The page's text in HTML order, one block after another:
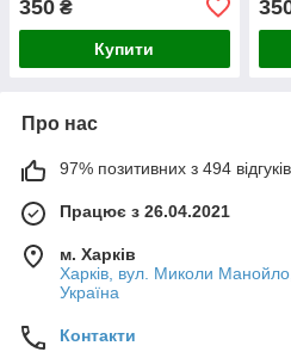
350 ₴
Купити
Про нас
97% позитивних з 494
Працює з 26.04.2021
м. Харків
Харків, вул. Миколи
Україна
Контакти